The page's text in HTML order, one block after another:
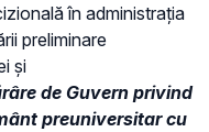
în administraţia
preliminare
și
de Guvern privind
preuniversitar cu